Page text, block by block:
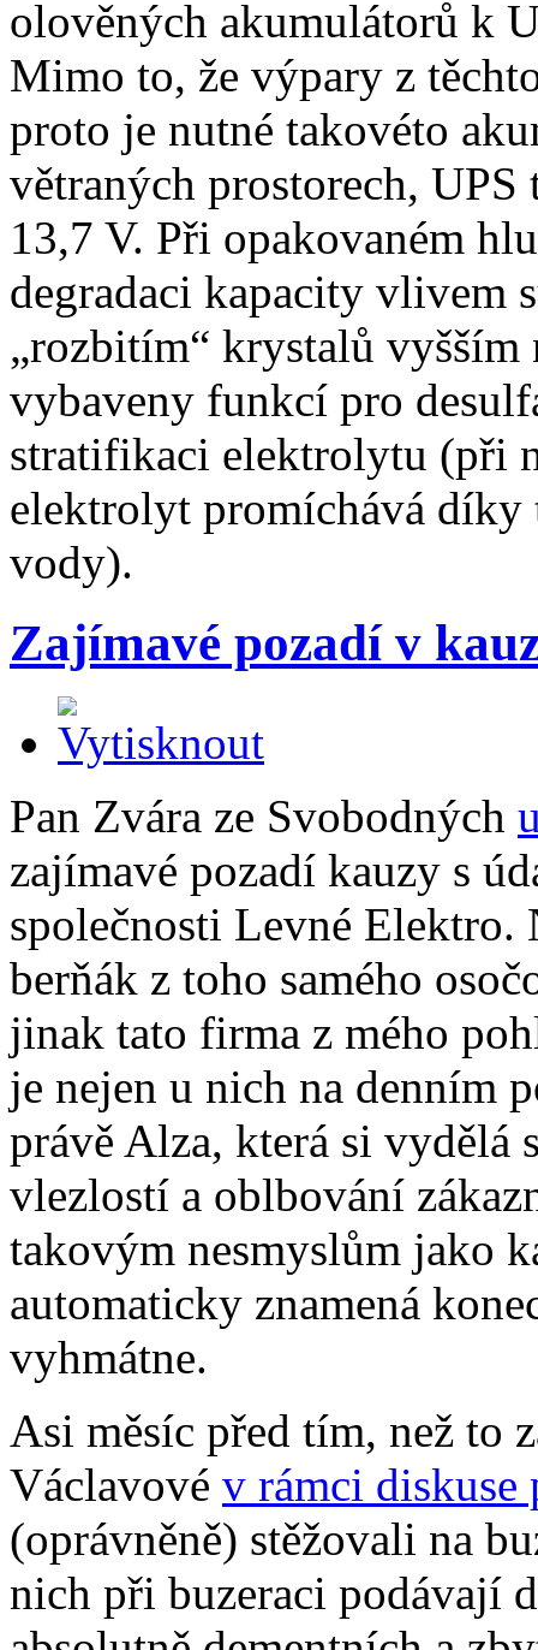
olověných akumulátorů k
Mimo to, že výpary z
proto je nutné takovéto
větraných prostorech,
13,7 V. Při opakovaném
degradaci kapacity vlivem
„rozbitím“ krystalů
vybaveny funkcí pro
stratifikaci elektrolytu (při
elektrolyt promíchává
vody).
Zajímavé pozadí v
Pan Zvára ze Svobodných
zajímavé pozadí kauzy s
společnosti Levné Elektro.
berňák z toho samého
jinak tato firma z mého
je nejen u nich na denním
právě Alza, která si
vlezlostí a oblbování
takovým nesmyslům jako
automaticky znamená
vyhmátne.
Asi měsíc před tím, než to
Václavové v rámci diskuse
(oprávněně) stěžovali na
nich při buzeraci podávají